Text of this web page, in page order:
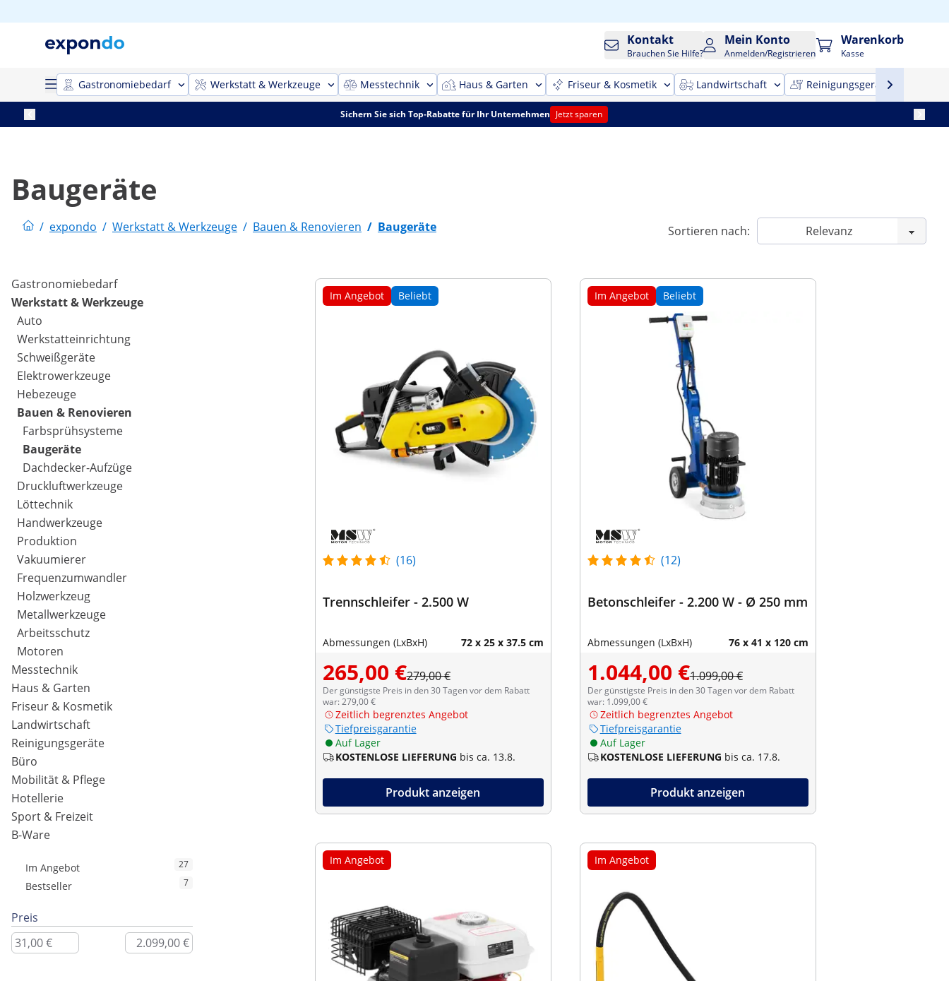
Kontakt
Brauchen Sie Hilfe?
Mein Konto
Anmelden/Registrieren
Warenkorb
Kasse
Gastronomiebedarf Werkstatt & Werkzeuge Messtechnik Haus & Garten Friseur & Kosmetik Landwirtschaft Reinigungsgeräte
Sichern Sie sich Top-Rabatte für Ihr Unternehmen Jetzt sparen
Baugeräte
/ expondo / Werkstatt & Werkzeuge / Bauen & Renovieren / Baugeräte Sortieren nach:
Gastronomiebedarf
Werkstatt & Werkzeuge
Auto
Werkstatteinrichtung
Schweißgeräte
Elektrowerkzeuge
Hebezeuge
Bauen & Renovieren
Farbsprühsysteme
Baugeräte
Dachdecker-Aufzüge
Druckluftwerkzeuge
Löttechnik
Handwerkzeuge
Produktion
Vakuumierer
Frequenzumwandler
Holzwerkzeug
Metallwerkzeuge
Arbeitsschutz
Motoren
Messtechnik
Haus & Garten
Friseur & Kosmetik
Landwirtschaft
Reinigungsgeräte
Büro
Mobilität & Pflege
Hotellerie
Sport & Freizeit
B-Ware
Im Angebot 27
Bestseller 7
Preis
Im Angebot Beliebt
(16)
Trennschleifer - 2.500 W
Abmessungen (LxBxH) 72 x 25 x 37.5 cm
265,00 €279,00 €
Der günstigste Preis in den 30 Tagen vor dem Rabatt
war: 279,00 €
Zeitlich begrenztes Angebot
Tiefpreisgarantie
Auf Lager
KOSTENLOSE LIEFERUNG bis ca. 13.8.
Produkt anzeigen
Im Angebot Beliebt
(12)
Betonschleifer - 2.200 W - Ø 250 mm
Abmessungen (LxBxH) 76 x 41 x 120 cm
1.044,00 €1.099,00 €
Der günstigste Preis in den 30 Tagen vor dem Rabatt
war: 1.099,00 €
Zeitlich begrenztes Angebot
Tiefpreisgarantie
Auf Lager
KOSTENLOSE LIEFERUNG bis ca. 17.8.
Produkt anzeigen
Im Angebot Im Angebot